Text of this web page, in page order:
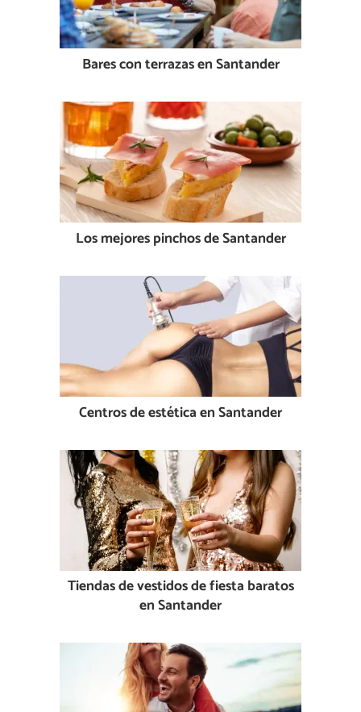
Bares con terrazas en Santander
Los mejores pinchos de Santander
Centros de estética en Santander
Tiendas de vestidos de fiesta baratos
en Santander